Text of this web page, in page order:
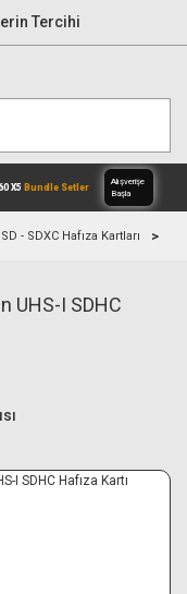
Tercihi
Alışverişe
SD - SDXC Hafıza Kartları
UHS-I SDHC